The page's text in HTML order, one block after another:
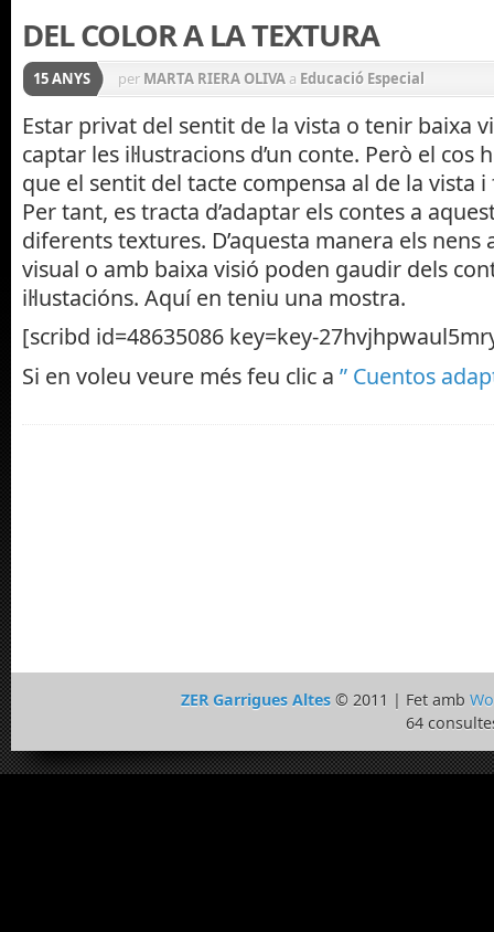
DEL COLOR A LA TEXTURA
15 ANYS per MARTA RIERA OLIVA a Educació Especial
Estar privat del sentit de la vista o tenir baixa
captar les il·lustracions d’un conte. Però el cos
que el sentit del tacte compensa al de la vista
Per tant, es tracta d’adaptar els contes a
diferents textures. D’aquesta manera els nens
visual o amb baixa visió poden gaudir dels
il·lustacións. Aquí en teniu una mostra.
[scribd id=48635086 key=key-
Si en voleu veure més feu clic a ” Cuentos
ZER Garrigues Altes © 2011 | Fet amb
64